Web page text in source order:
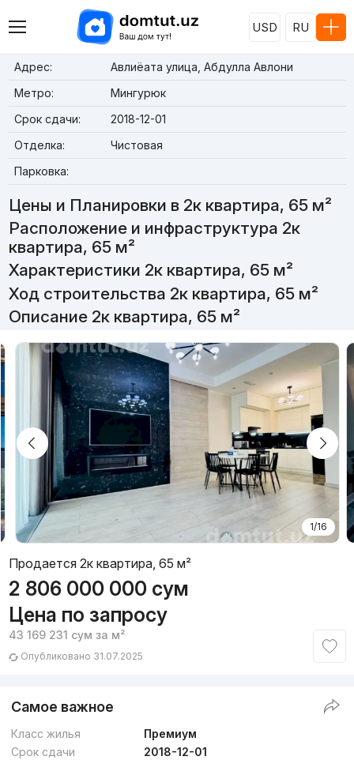
USD RU
Адрес:
Авлиёата улица, Абдулла Авлони
Метро:
Мингурюк
Срок сдачи:
2018-12-01
Отделка:
Чистовая
Парковка:
Цены и Планировки в 2к квартира, 65 м²
Расположение и инфраструктура 2к
квартира, 65 м²
Характеристики 2к квартира, 65 м²
Ход строительства 2к квартира, 65 м²
Описание 2к квартира, 65 м²
1/16
Продается 2к квартира, 65 м²
2 806 000 000 сум
Цена по запросу
43 169 231 сум за м²
Опубликовано 31.07.2025
Самое важное
Класс жилья
Премиум
Срок сдачи
2018-12-01